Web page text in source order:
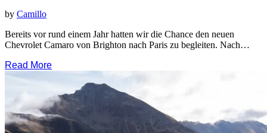
by Camillo
Bereits vor rund einem Jahr hatten wir die Chance den neuen
Chevrolet Camaro von Brighton nach Paris zu begleiten. Nach…
Read More